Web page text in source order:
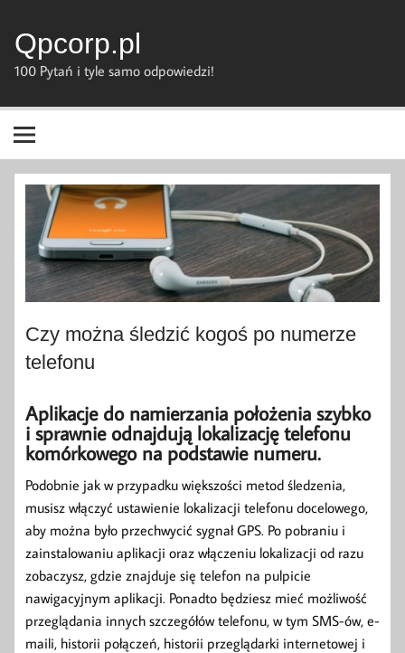
content
Qpcorp.pl
100 Pytań i tyle samo odpowiedzi!
Czy można śledzić kogoś po numerze
telefonu
Aplikacje do namierzania położenia szybko
i sprawnie odnajdują lokalizację telefonu
komórkowego na podstawie numeru.
Podobnie jak w przypadku większości metod śledzenia,
musisz włączyć ustawienie lokalizacji telefonu docelowego,
aby można było przechwycić sygnał GPS. Po pobraniu i
zainstalowaniu aplikacji oraz włączeniu lokalizacji od razu
zobaczysz, gdzie znajduje się telefon na pulpicie
nawigacyjnym aplikacji. Ponadto będziesz mieć możliwość
przeglądania innych szczegółów telefonu, w tym SMS-ów, e-
maili, historii połączeń, historii przeglądarki internetowej i